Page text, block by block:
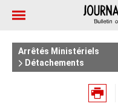
Arrêtés Ministériels
Détachements